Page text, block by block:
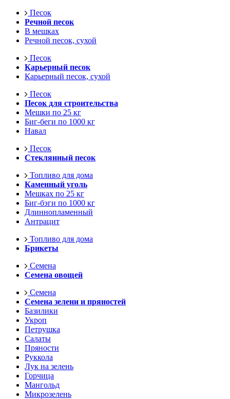
Песок
Речной песок
В мешках
Речной песок, сухой
Песок
Карьерный песок
Карьерный песок, сухой
Песок
Песок для строительства
Мешки по 25 кг
Биг-беги по 1000 кг
Навал
Песок
Стеклянный песок
Топливо для дома
Каменный уголь
Мешках по 25 кг
Биг-бэги по 1000 кг
Длиннопламенный
Антрацит
Топливо для дома
Брикеты
Семена
Семена овощей
Семена
Семена зелени и пряностей
Базилики
Укроп
Петрушка
Салаты
Пряности
Руккола
Лук на зелень
Горчица
Мангольд
Микрозелень